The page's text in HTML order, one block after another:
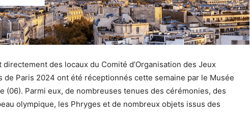
des locaux du Comité d’Organisation des Jeux
de Paris 2024 ont été réceptionnés cette semaine par le Musée
(06). Parmi eux, de nombreuses tenues des cérémonies, des
olympique, les Phryges et de nombreux objets issus des